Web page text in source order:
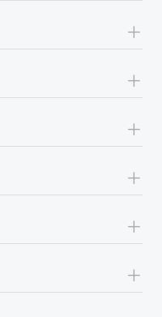
+
+
+
+
+
+